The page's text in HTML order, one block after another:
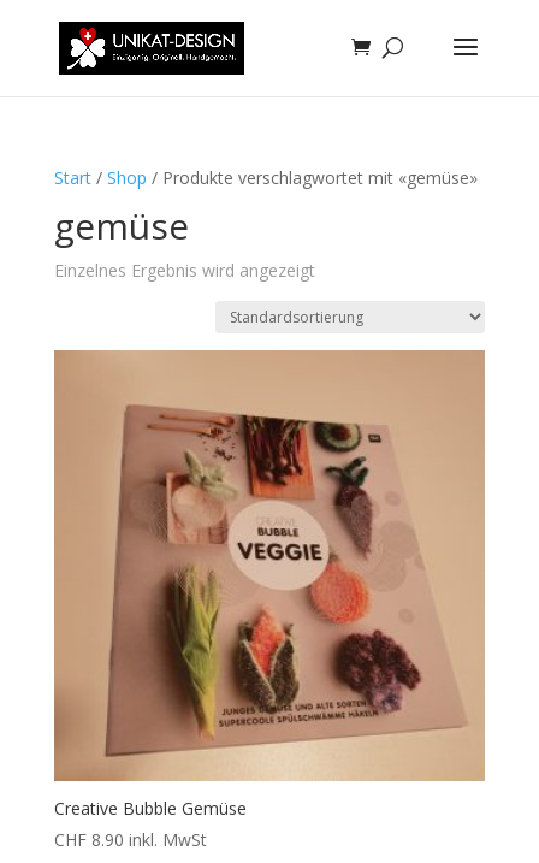
Start/ Shop / Produkte verschlagwortet mit «gemüse»
gemüse
Einzelnes Ergebnis wird angezeigt
Creative Bubble Gemüse
CHF8.90 inkl. MwSt